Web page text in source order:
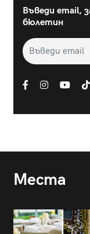
Въведи email,
бюлетин
Места